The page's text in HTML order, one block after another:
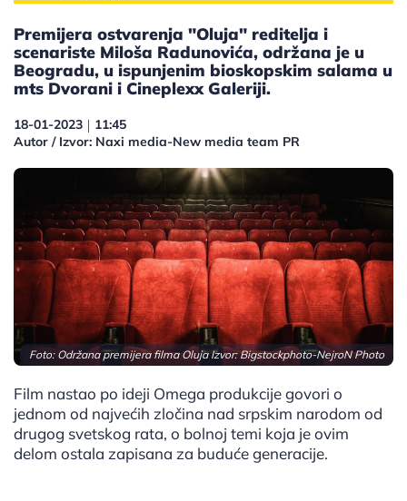
Premijera ostvarenja "Oluja" reditelja i
scenariste Miloša Radunovića, održana je u
Beogradu, u ispunjenim bioskopskim salama u
mts Dvorani i Cineplexx Galeriji.
18-01-2023 | 11:45
Autor / Izvor: Naxi media-New media team PR
Foto: Održana premijera filma Oluja Izvor: Bigstockphoto-NejroN Photo
Film nastao po ideji Omega produkcije govori o
jednom od najvećih zločina nad srpskim narodom od
drugog svetskog rata, o bolnoj temi koja je ovim
delom ostala zapisana za buduće generacije.